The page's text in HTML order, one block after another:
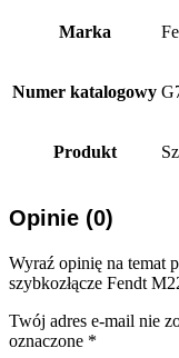
Marka
Numer katalogowy
Produkt
Opinie (0)
Wyraź opinię na temat
szybkozłącze Fendt
Twój adres e-mail nie
oznaczone *